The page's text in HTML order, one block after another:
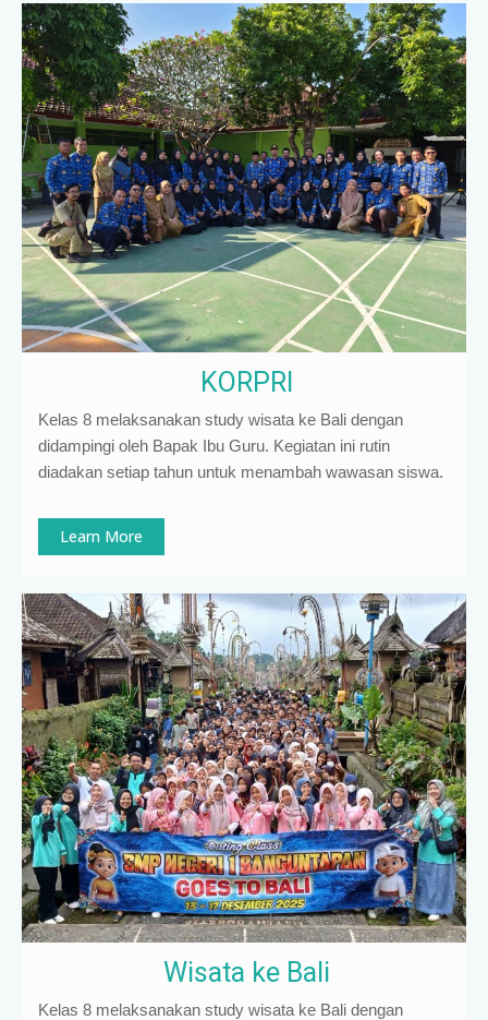
KORPRI
Kelas 8 melaksanakan study wisata ke Bali dengan
didampingi oleh Bapak Ibu Guru. Kegiatan ini rutin
diadakan setiap tahun untuk menambah wawasan siswa.
Learn More
Wisata ke Bali
Kelas 8 melaksanakan study wisata ke Bali dengan